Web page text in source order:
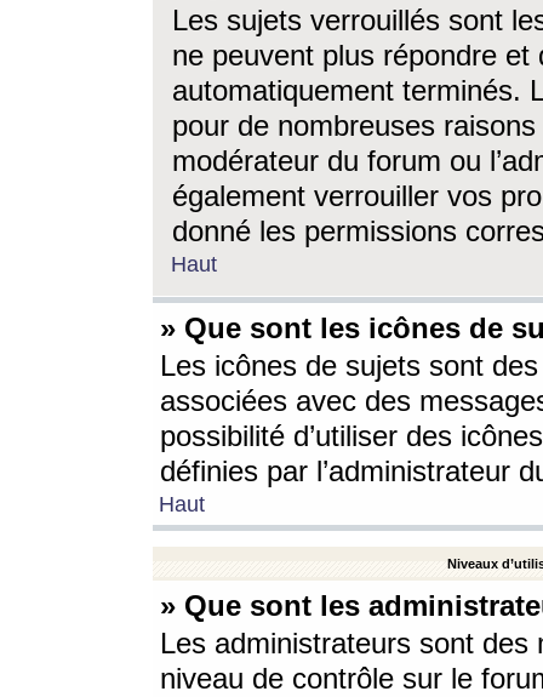
Les sujets verrouillés sont
ne peuvent plus répondre
automatiquement terminés.
pour de nombreuses
modérateur du forum ou
également verrouiller vos
donné les permissions
Haut
» Que sont les icônes de
Les icônes de sujets sont
associées avec des
possibilité d’utiliser des
définies par l’administrateur
Haut
Niveaux
» Que sont les
Les administrateurs sont
niveau de contrôle sur le